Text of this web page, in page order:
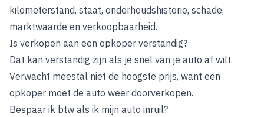
kilometerstand, staat, onderhoudshistorie, schade,
marktwaarde en verkoopbaarheid.
Is verkopen aan een opkoper verstandig?
Dat kan verstandig zijn als je snel van je auto af wilt.
Verwacht meestal niet de hoogste prijs, want een
opkoper moet de auto weer doorverkopen.
Bespaar ik btw als ik mijn auto inruil?